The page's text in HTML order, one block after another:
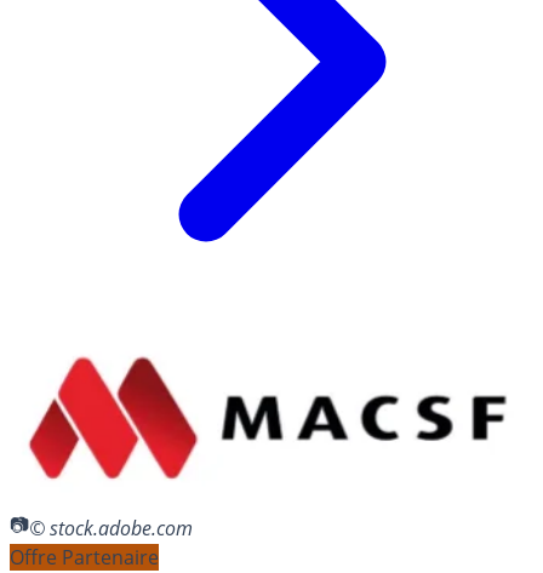
© stock.adobe.com
Offre Partenaire